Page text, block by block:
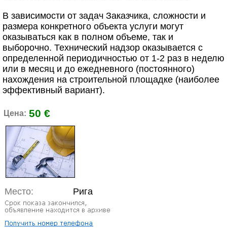
В зависимости от задач Заказчика, сложности и
размера конкретного объекта услуги могут
оказываться как в полном объеме, так и
выборочно. Технический надзор оказывается с
определенной периодичностью от 1-2 раз в неделю
или в месяц и до ежедневного (постоянного)
нахождения на строительной площадке (наиболее
эффективный вариант).
Цена: 50 €
Место: Рига